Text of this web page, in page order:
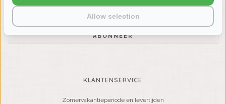
ABONNEER
KLANTENSERVICE
Zomervakantieperiode en levertijden
Allow selection